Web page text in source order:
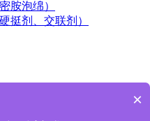
胺泡绵）
挺剂、交联剂）
×